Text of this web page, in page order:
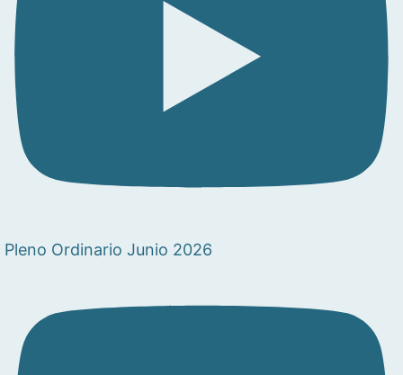
Pleno Ordinario Junio 2026